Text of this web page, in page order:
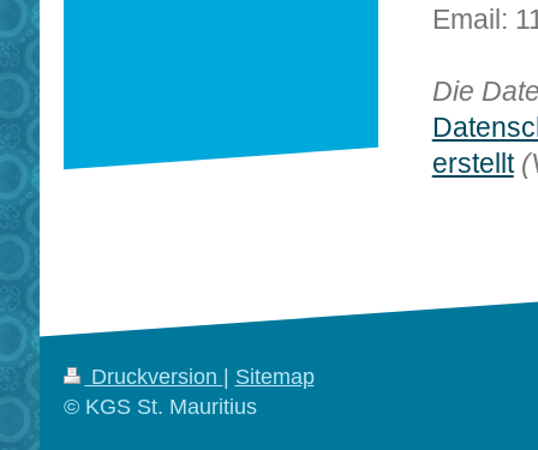
Email:
Die
erstellt
Druckversion | Sitemap
© KGS St. Mauritius